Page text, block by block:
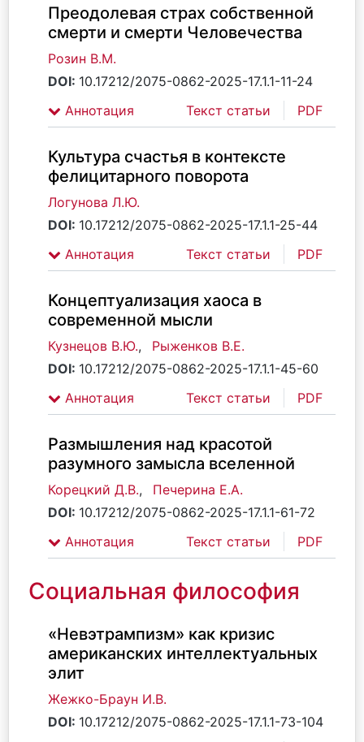
Преодолевая страх собственной
смерти и смерти Человечества
Розин В.М.
DOI: 10.17212/2075-0862-2025-17.1.1-11-24
Аннотация
Текст статьи PDF
Культура счастья в контексте
фелицитарного поворота
Логунова Л.Ю.
DOI: 10.17212/2075-0862-2025-17.1.1-25-44
Аннотация
Текст статьи PDF
Концептуализация хаоса в
современной мысли
Кузнецов В.Ю.,
Рыженков В.Е.
DOI: 10.17212/2075-0862-2025-17.1.1-45-60
Аннотация
Текст статьи PDF
Размышления над красотой
разумного замысла вселенной
Корецкий Д.В.,
Печерина Е.А.
DOI: 10.17212/2075-0862-2025-17.1.1-61-72
Аннотация
Текст статьи PDF
Социальная философия
«Невэтрампизм» как кризис
американских интеллектуальных
элит
Жежко-Браун И.В.
DOI: 10.17212/2075-0862-2025-17.1.1-73-104